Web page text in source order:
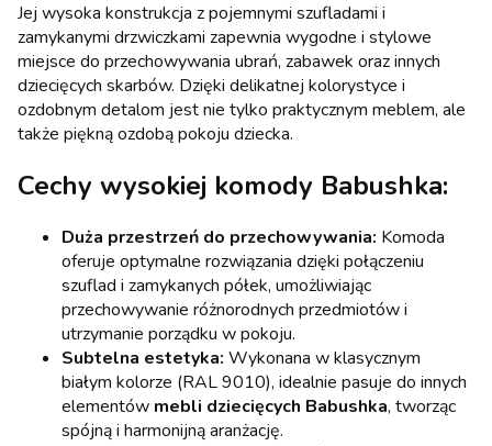
Jej wysoka konstrukcja z pojemnymi szufladami i
zamykanymi drzwiczkami zapewnia wygodne i stylowe
miejsce do przechowywania ubrań, zabawek oraz innych
dziecięcych skarbów. Dzięki delikatnej kolorystyce i
ozdobnym detalom jest nie tylko praktycznym meblem, ale
także piękną ozdobą pokoju dziecka.
Cechy wysokiej komody Babushka:
Duża przestrzeń do przechowywania: Komoda
oferuje optymalne rozwiązania dzięki połączeniu
szuflad i zamykanych półek, umożliwiając
przechowywanie różnorodnych przedmiotów i
utrzymanie porządku w pokoju.
Subtelna estetyka: Wykonana w klasycznym
białym kolorze (RAL 9010), idealnie pasuje do innych
elementów mebli dziecięcych Babushka, tworząc
spójną i harmonijną aranżację.